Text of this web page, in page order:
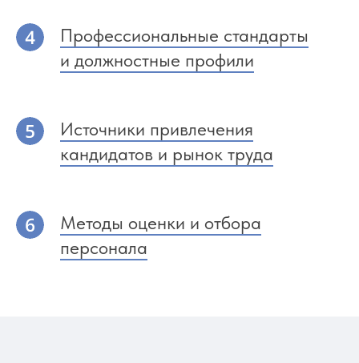
Профессиональные стандарты
и должностные профили
Источники привлечения
кандидатов и рынок труда
Методы оценки и отбора
персонала